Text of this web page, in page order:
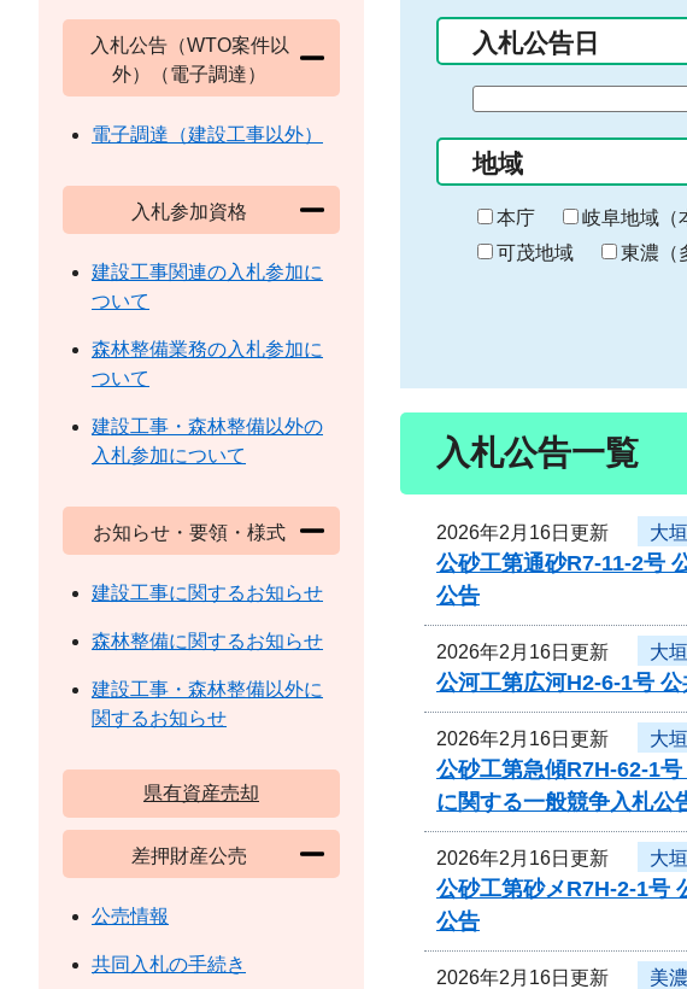
力
入札公告日
の
始
ま
り
地域
本庁 岐阜地域（
可茂地域
東濃（
入札公告一覧
2026年2月16日更新 大
公砂工第通砂R7-11-2号
公告
2026年2月16日更新 大
公河工第広河H2-6-1号
2026年2月16日更新 大
公砂工第急傾R7H-62-1
に関する一般競争入札公
2026年2月16日更新 大
公砂工第砂メR7H-2-1号
公告
2026年2月16日更新 美
入札公告（WTO案件以
外）（電子調達）
電子調達（建設工事以外）
入札参加資格
建設工事関連の入札参加に
ついて
森林整備業務の入札参加に
ついて
建設工事・森林整備以外の
入札参加について
お知らせ・要領・様式
建設工事に関するお知らせ
森林整備に関するお知らせ
建設工事・森林整備以外に
関するお知らせ
県有資産売却
差押財産公売
公売情報
共同入札の手続き